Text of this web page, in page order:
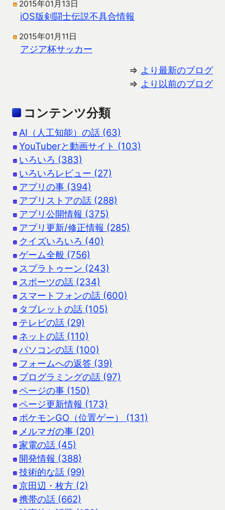
2015年01月13日
iOS版剣闘士伝説不具合情報
2015年01月11日
アジア杯サッカー
⇒ より最新のブログ
⇒ より以前のブログ
コンテンツ分類
AI（人工知能）の話 (63)
YouTuberと動画サイト (103)
いろいろ (383)
いろいろレビュー (27)
アプリの事 (394)
アプリストアの話 (288)
アプリ公開情報 (375)
アプリ更新/修正情報 (285)
クイズいろいろ (40)
ゲーム全般 (756)
スプラトゥーン (243)
スポーツの話 (234)
スマートフォンの話 (600)
タブレットの話 (105)
テレビの話 (29)
ネットの話 (110)
パソコンの話 (100)
フォームへの返答 (39)
プログラミングの話 (97)
ページの事 (150)
ページ更新情報 (173)
ポケモンGO（位置ゲー） (131)
メルマガの事 (20)
家電の話 (45)
開発情報 (388)
技術的な話 (99)
京田辺・枚方 (2)
携帯の話 (662)